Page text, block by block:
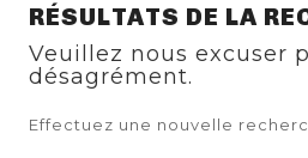
NOS
RÉSULTATS DE LA
Veuillez nous excuser
désagrément.
Effectuez une nouvelle